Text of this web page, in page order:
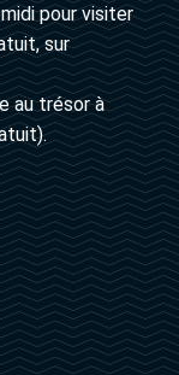
pour visiter
sur
au trésor à